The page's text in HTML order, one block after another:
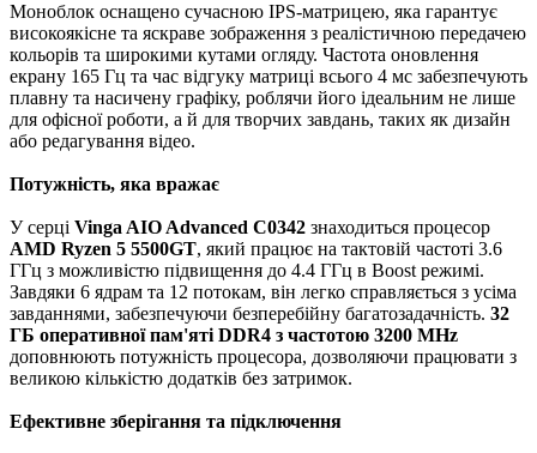
Моноблок оснащено сучасною IPS-матрицею, яка гарантує
високоякісне та яскраве зображення з реалістичною передачею
кольорів та широкими кутами огляду. Частота оновлення
екрану 165 Гц та час відгуку матриці всього 4 мс забезпечують
плавну та насичену графіку, роблячи його ідеальним не лише
для офісної роботи, а й для творчих завдань, таких як дизайн
або редагування відео.
Потужність, яка вражає
У серці Vinga AIO Advanced C0342 знаходиться процесор
AMD Ryzen 5 5500GT, який працює на тактовій частоті 3.6
ГГц з можливістю підвищення до 4.4 ГГц в Boost режимі.
Завдяки 6 ядрам та 12 потокам, він легко справляється з усіма
завданнями, забезпечуючи безперебійну багатозадачність. 32
ГБ оперативної пам'яті DDR4 з частотою 3200 MHz
доповнюють потужність процесора, дозволяючи працювати з
великою кількістю додатків без затримок.
Ефективне зберігання та підключення